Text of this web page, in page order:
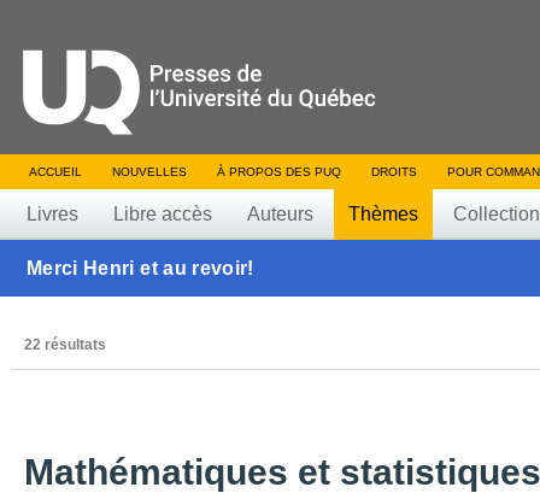
ACCUEIL NOUVELLES À PROPOS DES PUQ DROITS POUR
Livres Libre accès Auteurs Thèmes
Merci Henri et au revoir!
22 résultats
Mathématiques et